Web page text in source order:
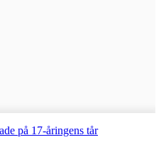
på 17-åringens tår